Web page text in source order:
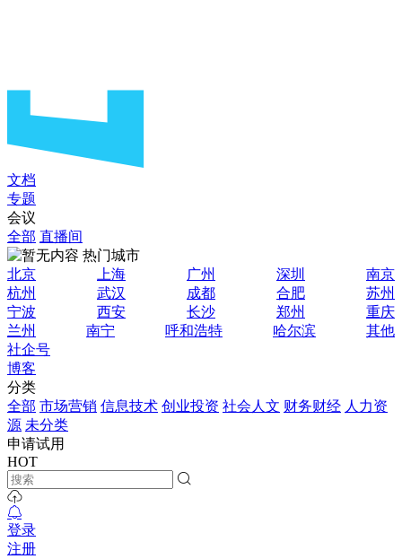
文档
专题
会议
全部 直播间
热门城市
北京
上海 广州 深圳
南京
杭州
武汉 成都 合肥
苏州
宁波
西安 长沙 郑州
重庆
兰州
南宁 呼和浩特 哈尔滨
其他
社企号
博客
分类
全部 市场营销 信息技术 创业投资 社会人文 财务财经 人力资
源 未分类
申请试用
HOT
登录
注册